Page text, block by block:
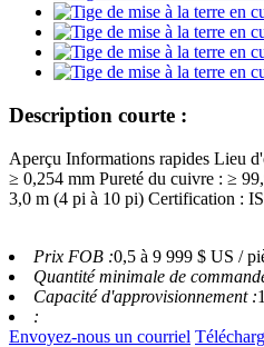
Description courte :
Aperçu Informations rapides Lieu
≥ 0,254 mm Pureté du cuivre : ≥
3,0 m (4 pi à 10 pi) Certification :
Prix ​​FOB :0,5 à 9 999 $ US /
Quantité minimale de
Capacité d'approvisionnement :
:
Envoyez-nous un courriel